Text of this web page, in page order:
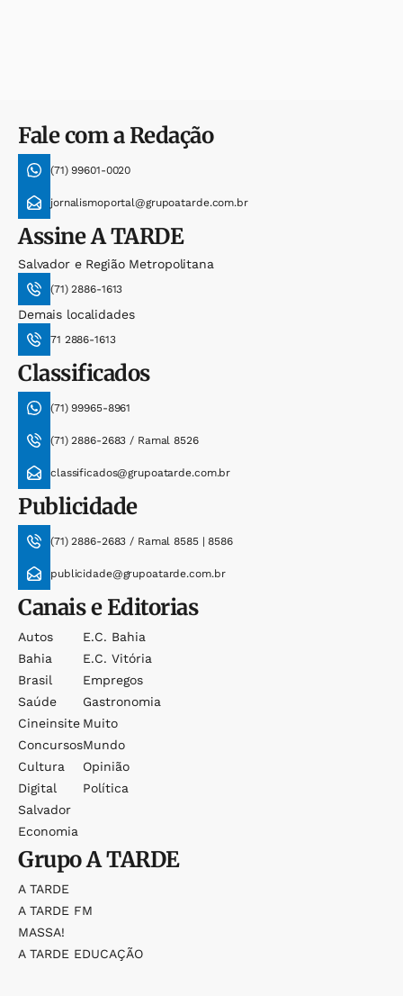
Fale com a Redação
(71) 99601-0020
jornalismoportal@grupoatarde.com.br
AssineA TARDE
Salvador e Região Metropolitana
(71) 2886-1613
Demais localidades
71 2886-1613
Classificados
(71) 99965-8961
(71) 2886-2683 / Ramal 8526
classificados@grupoatarde.com.br
Publicidade
(71) 2886-2683 / Ramal 8585 | 8586
publicidade@grupoatarde.com.br
Canais e Editorias
Autos
Bahia
Brasil
Saúde
Cineinsite
Concursos
Cultura
Digital
Salvador
Economia
E.c. Bahia
E.c. Vitória
Empregos
Gastronomia
Muito
Mundo
Opinião
Política
GrupoA TARDE
A TARDE
A TARDE FM
MASSA!
A TARDE EDUCAÇÃO